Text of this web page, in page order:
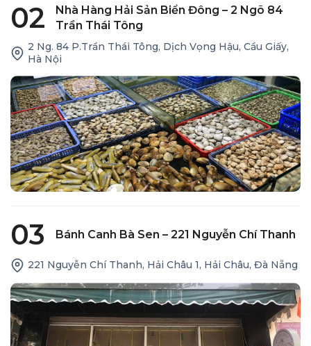
02
Nhà Hàng Hải Sản Biển Đông – 2 Ngõ 84
Trần Thái Tông
2 Ng. 84 P.Trần Thái Tông, Dịch Vọng Hậu, Cầu Giấy,
Hà Nội
03 Bánh Canh Bà Sen – 221 Nguyễn Chí Thanh
221 Nguyễn Chí Thanh, Hải Châu 1, Hải Châu, Đà Nẵng